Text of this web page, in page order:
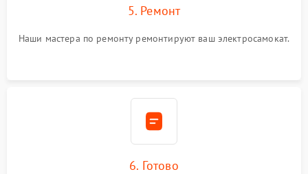
5. Ремонт
Наши мастера по ремонту ремонтируют ваш электросамокат.
6. Готово